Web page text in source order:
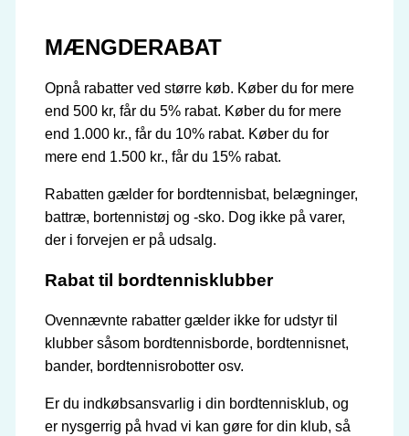
MÆNGDERABAT
Opnå rabatter ved større køb. Køber du for mere
end 500 kr, får du 5% rabat. Køber du for mere
end 1.000 kr., får du 10% rabat. Køber du for
mere end 1.500 kr., får du 15% rabat.
Rabatten gælder for bordtennisbat, belægninger,
battræ, bortennistøj og -sko. Dog ikke på varer,
der i forvejen er på udsalg.
Rabat til bordtennisklubber
Ovennævnte rabatter gælder ikke for udstyr til
klubber såsom bordtennisborde, bordtennisnet,
bander, bordtennisrobotter osv.
Er du indkøbsansvarlig i din bordtennisklub, og
er nysgerrig på hvad vi kan gøre for din klub, så